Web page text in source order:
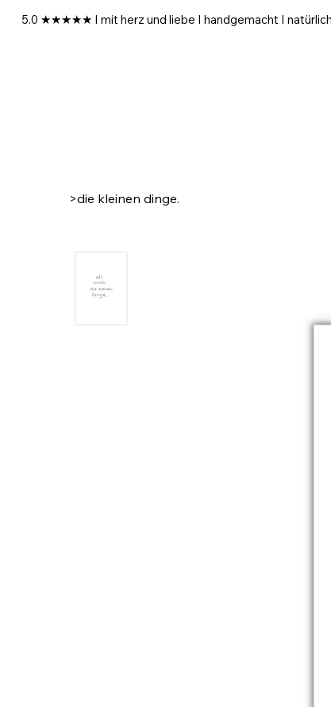
5.0 ★★★★★ I mit herz und liebe I handgemacht I
>die kleinen dinge.